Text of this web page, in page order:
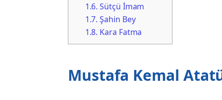
1.6. Sütçü İmam
1.7. Şahin Bey
1.8. Kara Fatma
Mustafa Kemal